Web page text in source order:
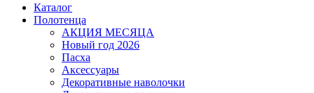
Каталог
Полотенца
АКЦИЯ МЕСЯЦА
Новый год 2026
Пасха
Аксессуары
Декоративные наволочки